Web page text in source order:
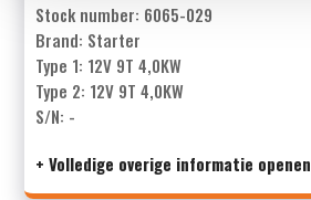
Stock number: 6065-029
Brand: Starter
Type 1: 12V 9T 4,0KW
Type 2: 12V 9T 4,0KW
S/N: -
+ Volledige overige informatie openen